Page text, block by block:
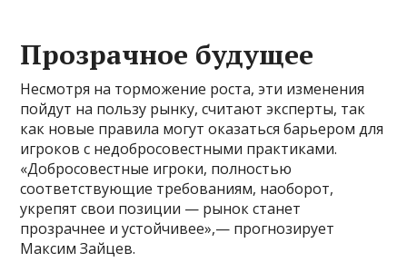
Прозрачное будущее
Несмотря на торможение роста, эти изменения
пойдут на пользу рынку, считают эксперты, так
как новые правила могут оказаться барьером для
игроков с недобросовестными практиками.
«Добросовестные игроки, полностью
соответствующие требованиям, наоборот,
укрепят свои позиции — рынок станет
прозрачнее и устойчивее»,— прогнозирует
Максим Зайцев.